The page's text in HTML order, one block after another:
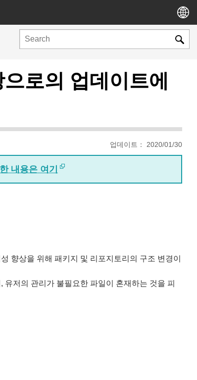
로의 업데이트에
업데이트： 2020/01/30
내용은 여기
향상을 위해 패키지 및 리포지토리의 구조 변경이
저의 관리가 불필요한 파일이 혼재하는 것을 피